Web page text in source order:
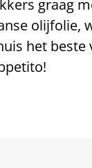
graag
olijfolie,
het beste